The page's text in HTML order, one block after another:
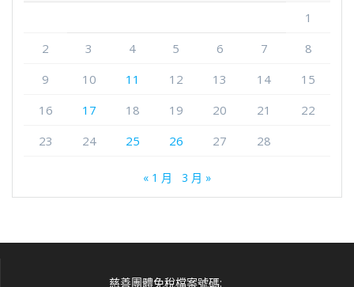
1
2
3 4 5 6 7
8
9
10 11 12 13 14
15
16
17 18 19 20 21
22
23
24 25 26 27 28
« 1 月 3 月 »
慈善團體免稅檔案號碼: